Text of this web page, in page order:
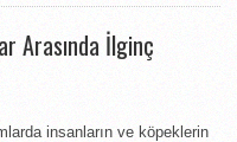
Arasında İlginç
insanların ve köpeklerin